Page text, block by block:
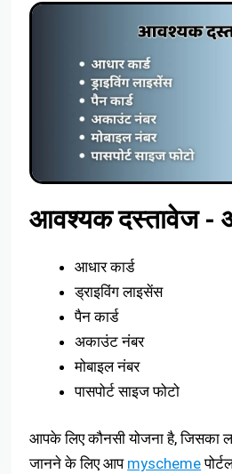
आवश्यक दस्तावेज -
आधार कार्ड
ड्राइविंग लाइसेंस
पैन कार्ड
अकाउंट नंबर
मोबाइल नंबर
पासपोर्ट साइज फोटो
आपके लिए कौनसी योजना है,
जानने के लिए आप myscheme